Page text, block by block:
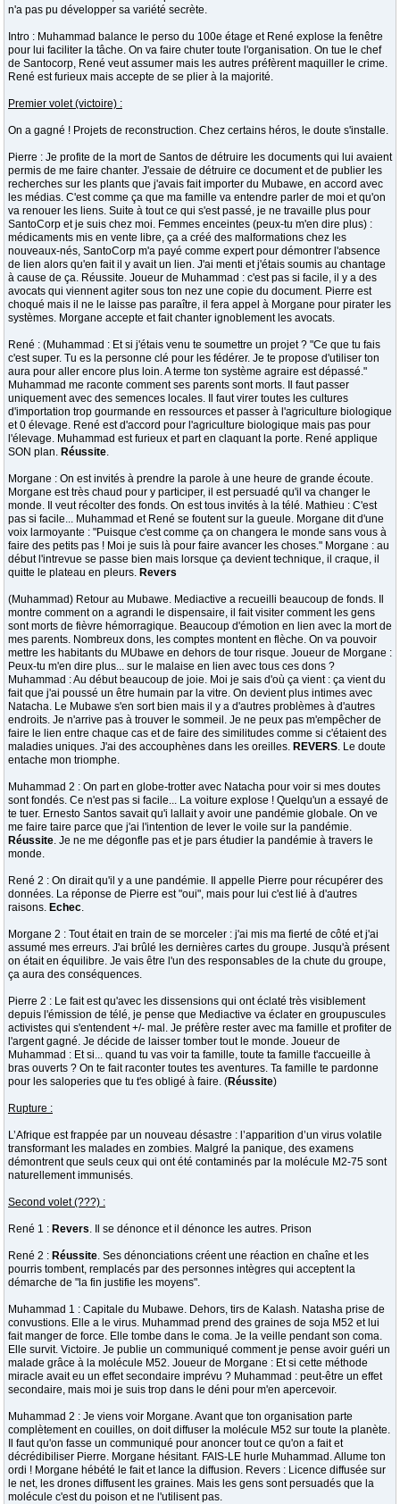
n'a pas pu développer sa variété secrète.
Intro : Muhammad balance le perso du 100e étage et René explose la fenêtre
pour lui faciliter la tâche. On va faire chuter toute l'organisation. On tue le chef
de Santocorp, René veut assumer mais les autres préfèrent maquiller le crime.
René est furieux mais accepte de se plier à la majorité.
Premier volet (victoire) :
On a gagné ! Projets de reconstruction. Chez certains héros, le doute s'installe.
Pierre : Je profite de la mort de Santos de détruire les documents qui lui avaient
permis de me faire chanter. J'essaie de détruire ce document et de publier les
recherches sur les plants que j'avais fait importer du Mubawe, en accord avec
les médias. C'est comme ça que ma famille va entendre parler de moi et qu'on
va renouer les liens. Suite à tout ce qui s'est passé, je ne travaille plus pour
SantoCorp et je suis chez moi. Femmes enceintes (peux-tu m'en dire plus) :
médicaments mis en vente libre, ça a créé des malformations chez les
nouveaux-nés, SantoCorp m'a payé comme expert pour démontrer l'absence
de lien alors qu'en fait il y avait un lien. J'ai menti et j'étais soumis au chantage
à cause de ça. Réussite. Joueur de Muhammad : c'est pas si facile, il y a des
avocats qui viennent agiter sous ton nez une copie du document. Pierre est
choqué mais il ne le laisse pas paraître, il fera appel à Morgane pour pirater les
systèmes. Morgane accepte et fait chanter ignoblement les avocats.
René : (Muhammad : Et si j'étais venu te soumettre un projet ? "Ce que tu fais
c'est super. Tu es la personne clé pour les fédérer. Je te propose d'utiliser ton
aura pour aller encore plus loin. A terme ton système agraire est dépassé."
Muhammad me raconte comment ses parents sont morts. Il faut passer
uniquement avec des semences locales. Il faut virer toutes les cultures
d'importation trop gourmande en ressources et passer à l'agriculture biologique
et 0 élevage. René est d'accord pour l'agriculture biologique mais pas pour
l'élevage. Muhammad est furieux et part en claquant la porte. René applique
SON plan. Réussite.
Morgane : On est invités à prendre la parole à une heure de grande écoute.
Morgane est très chaud pour y participer, il est persuadé qu'il va changer le
monde. Il veut récolter des fonds. On est tous invités à la télé. Mathieu : C'est
pas si facile... Muhammad et René se foutent sur la gueule. Morgane dit d'une
voix larmoyante : "Puisque c'est comme ça on changera le monde sans vous à
faire des petits pas ! Moi je suis là pour faire avancer les choses." Morgane : au
début l'intrevue se passe bien mais lorsque ça devient technique, il craque, il
quitte le plateau en pleurs. Revers
(Muhammad) Retour au Mubawe. Mediactive a recueilli beaucoup de fonds. Il
montre comment on a agrandi le dispensaire, il fait visiter comment les gens
sont morts de fièvre hémorragique. Beaucoup d'émotion en lien avec la mort de
mes parents. Nombreux dons, les comptes montent en flèche. On va pouvoir
mettre les habitants du MUbawe en dehors de tour risque. Joueur de Morgane :
Peux-tu m'en dire plus... sur le malaise en lien avec tous ces dons ?
Muhammad : Au début beaucoup de joie. Moi je sais d'où ça vient : ça vient du
fait que j'ai poussé un être humain par la vitre. On devient plus intimes avec
Natacha. Le Mubawe s'en sort bien mais il y a d'autres problèmes à d'autres
endroits. Je n'arrive pas à trouver le sommeil. Je ne peux pas m'empêcher de
faire le lien entre chaque cas et de faire des similitudes comme si c'étaient des
maladies uniques. J'ai des accouphènes dans les oreilles. REVERS. Le doute
entache mon triomphe.
Muhammad 2 : On part en globe-trotter avec Natacha pour voir si mes doutes
sont fondés. Ce n'est pas si facile... La voiture explose ! Quelqu'un a essayé de
te tuer. Ernesto Santos savait qu'i lallait y avoir une pandémie globale. On ve
me faire taire parce que j'ai l'intention de lever le voile sur la pandémie.
Réussite. Je ne me dégonfle pas et je pars étudier la pandémie à travers le
monde.
René 2 : On dirait qu'il y a une pandémie. Il appelle Pierre pour récupérer des
données. La réponse de Pierre est "oui", mais pour lui c'est lié à d'autres
raisons. Echec.
Morgane 2 : Tout était en train de se morceler : j'ai mis ma fierté de côté et j'ai
assumé mes erreurs. J'ai brûlé les dernières cartes du groupe. Jusqu'à présent
on était en équilibre. Je vais être l'un des responsables de la chute du groupe,
ça aura des conséquences.
Pierre 2 : Le fait est qu'avec les dissensions qui ont éclaté très visiblement
depuis l'émission de télé, je pense que Mediactive va éclater en groupuscules
activistes qui s'entendent +/- mal. Je préfère rester avec ma famille et profiter de
l'argent gagné. Je décide de laisser tomber tout le monde. Joueur de
Muhammad : Et si... quand tu vas voir ta famille, toute ta famille t'accueille à
bras ouverts ? On te fait raconter toutes tes aventures. Ta famille te pardonne
pour les saloperies que tu t'es obligé à faire. (Réussite)
Rupture :
L’Afrique est frappée par un nouveau désastre : l’apparition d’un virus volatile
transformant les malades en zombies. Malgré la panique, des examens
démontrent que seuls ceux qui ont été contaminés par la molécule M2-75 sont
naturellement immunisés.
Second volet (???) :
René 1 : Revers. Il se dénonce et il dénonce les autres. Prison
René 2 : Réussite. Ses dénonciations créent une réaction en chaîne et les
pourris tombent, remplacés par des personnes intègres qui acceptent la
démarche de "la fin justifie les moyens".
Muhammad 1 : Capitale du Mubawe. Dehors, tirs de Kalash. Natasha prise de
convustions. Elle a le virus. Muhammad prend des graines de soja M52 et lui
fait manger de force. Elle tombe dans le coma. Je la veille pendant son coma.
Elle survit. Victoire. Je publie un communiqué comment je pense avoir guéri un
malade grâce à la molécule M52. Joueur de Morgane : Et si cette méthode
miracle avait eu un effet secondaire imprévu ? Muhammad : peut-être un effet
secondaire, mais moi je suis trop dans le déni pour m'en apercevoir.
Muhammad 2 : Je viens voir Morgane. Avant que ton organisation parte
complètement en couilles, on doit diffuser la molécule M52 sur toute la planète.
Il faut qu'on fasse un communiqué pour anoncer tout ce qu'on a fait et
décrédibiliser Pierre. Morgane hésitant. FAIS-LE hurle Muhammad. Allume ton
ordi ! Morgane hébété le fait et lance la diffusion. Revers : Licence diffusée sur
le net, les drones diffusent les graines. Mais les gens sont persuadés que la
molécule c'est du poison et ne l'utilisent pas.